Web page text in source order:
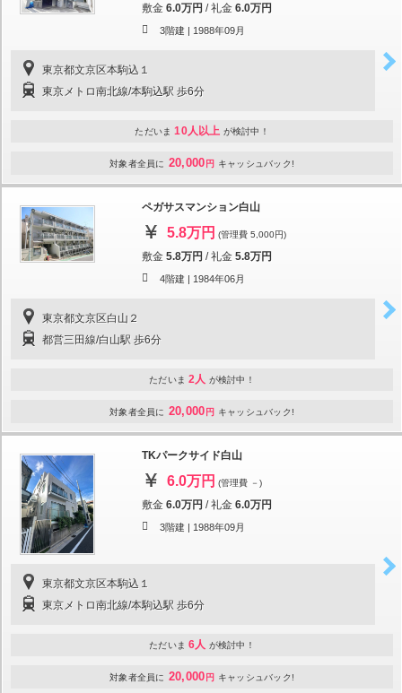
敷金 6.0万円 /礼金 6.0万円
3階建 | 1988年09月
東京都文京区本駒込１
東京メトロ南北線/本駒込駅 歩6分
ただいま 10人以上 が検討中！
対象者全員に 20,000 円 キャッシュバック!
ペガサスマンション白山
5.8万円 (管理費 5,000円)
敷金 5.8万円 /礼金 5.8万円
4階建 | 1984年06月
東京都文京区白山２
都営三田線/白山駅 歩6分
ただいま 2人 が検討中！
対象者全員に 20,000 円 キャッシュバック!
TKパークサイド白山
6.0万円 (管理費 －)
敷金 6.0万円 /礼金 6.0万円
3階建 | 1988年09月
東京都文京区本駒込１
東京メトロ南北線/本駒込駅 歩6分
ただいま 6人 が検討中！
対象者全員に 20,000 円 キャッシュバック!